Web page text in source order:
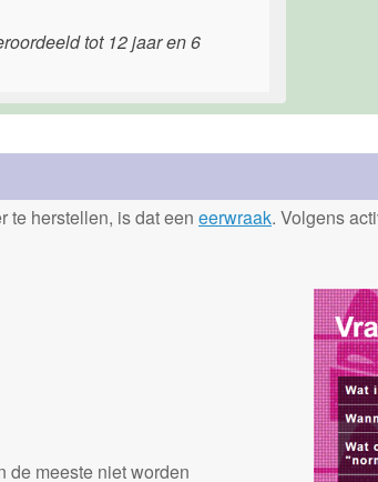
tot 12 jaar en 6
te herstellen, is dat een eerwraak. Volgens
de meeste niet worden